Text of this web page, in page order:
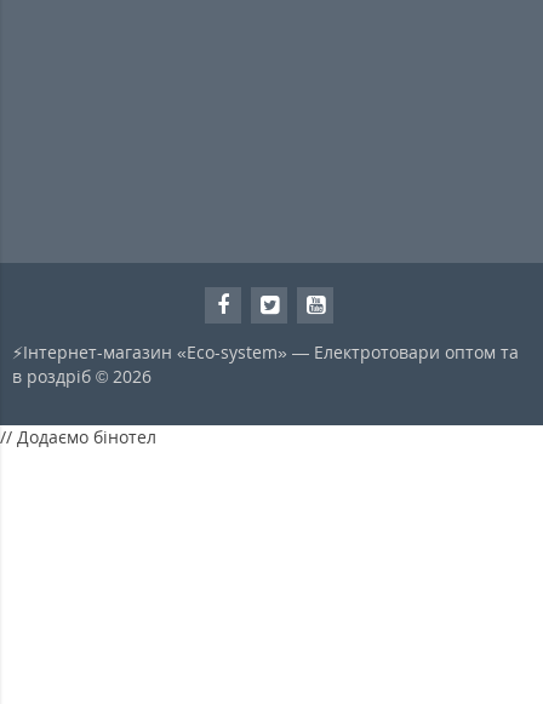
⚡Інтернет-магазин «Eco-system» — Електротовари оптом та
в роздріб © 2026
// Додаємо бінотел